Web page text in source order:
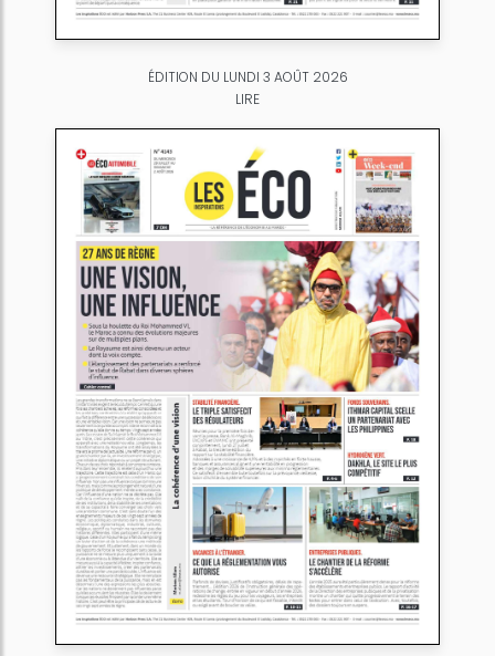
ÉDITION DU LUNDI 3 AOÛT 2026
LIRE